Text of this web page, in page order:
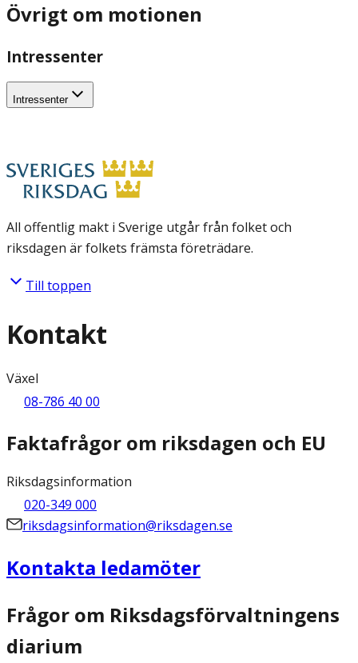
Övrigt om motionen
Intressenter
Intressenter
All offentlig makt i Sverige utgår från folket och
riksdagen är folkets främsta företrädare.
Till toppen
Kontakt
Växel
08-786 40 00
Faktafrågor om riksdagen och EU
Riksdagsinformation
020-349 000
riksdagsinformation@riksdagen.se
Kontakta ledamöter
Frågor om Riksdagsförvaltningens
diarium